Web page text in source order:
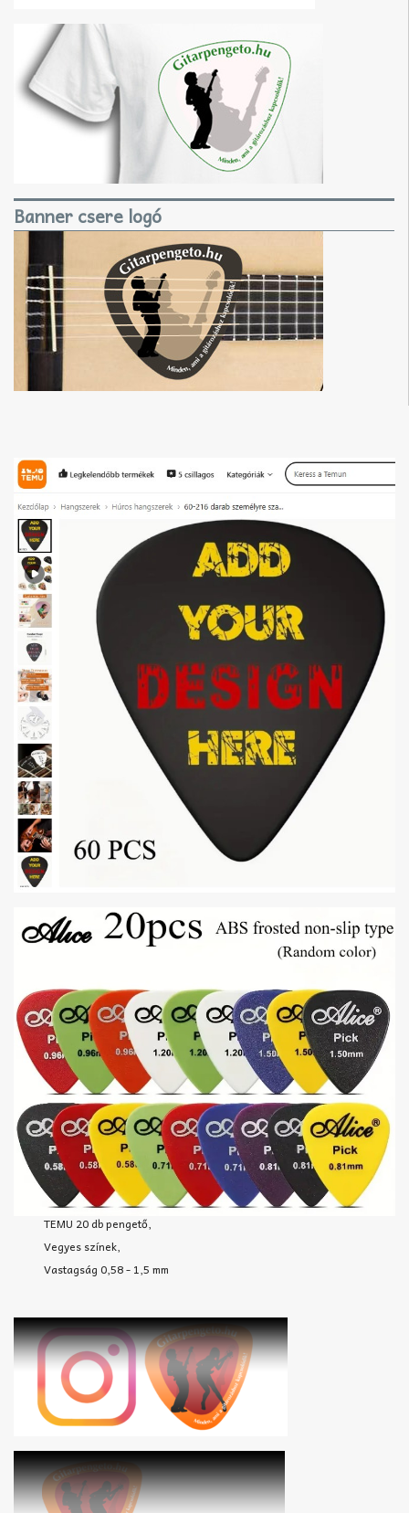
Banner csere logó
TEMU 20 db pengető,
Vegyes színek,
Vastagság 0,58 - 1,5 mm